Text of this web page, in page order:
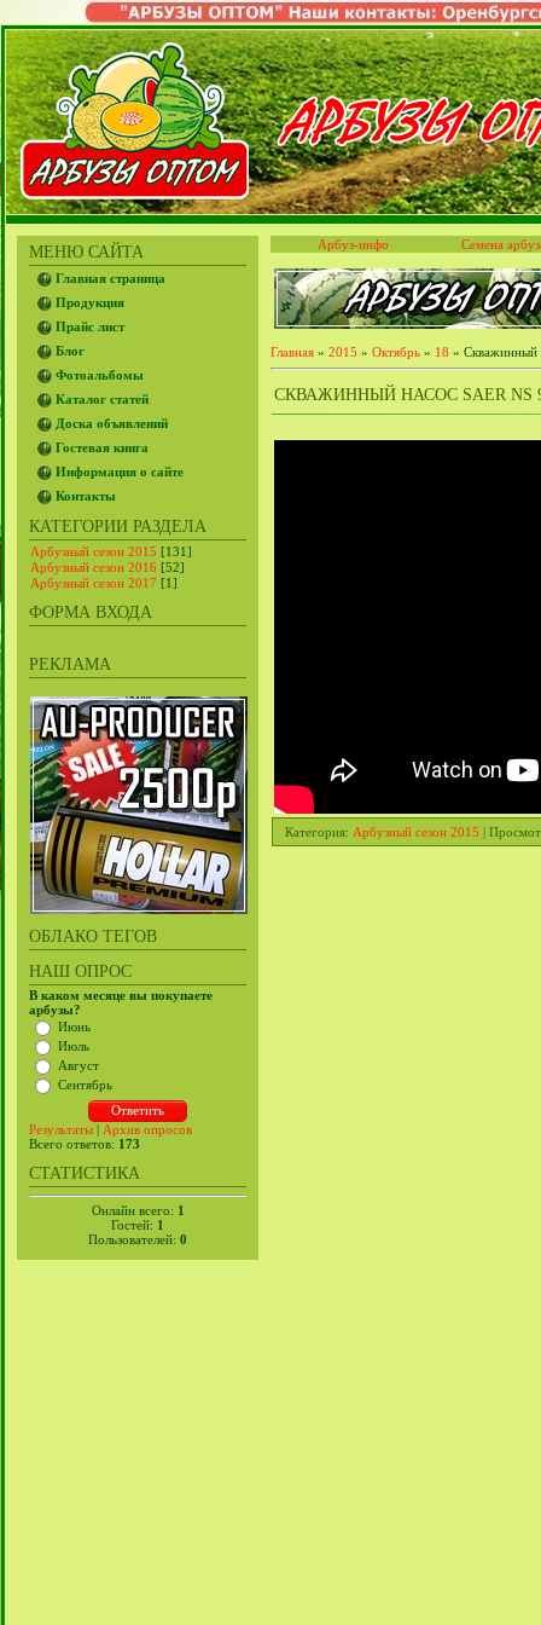
МЕНЮ САЙТА
Главная страница
Продукция
Прайс лист
Блог
Фотоальбомы
Каталог статей
Доска объявлений
Гостевая книга
Информация о сайте
Контакты
КАТЕГОРИИ РАЗДЕЛА
Арбузный сезон 2015 [131]
Арбузный сезон 2016 [52]
Арбузный сезон 2017 [1]
ФОРМА ВХОДА
РЕКЛАМА
ОБЛАКО ТЕГОВ
НАШ ОПРОС
В каком месяце вы покупаете
арбузы?
Июнь
Июль
Август
Сентябрь
Результаты | Архив опросов
Всего ответов: 173
СТАТИСТИКА
Онлайн всего: 1
Гостей: 1
Пользователей: 0
Арбуз-инфо Семена
Главная » 2015 » Октябрь » 18 » Скважинный
СКВАЖИННЫЙ НАСОС SAER NS
Категория: Арбузный сезон 2015 |